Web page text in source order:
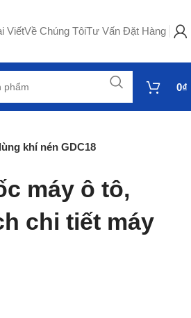
ViếtVề Chúng TôiTư Vấn Đặt Hàng
0₫
khí nén GDC18
máy ô tô,
chi tiết máy